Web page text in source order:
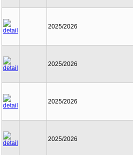
2025/2026
2025/2026
2025/2026
2025/2026